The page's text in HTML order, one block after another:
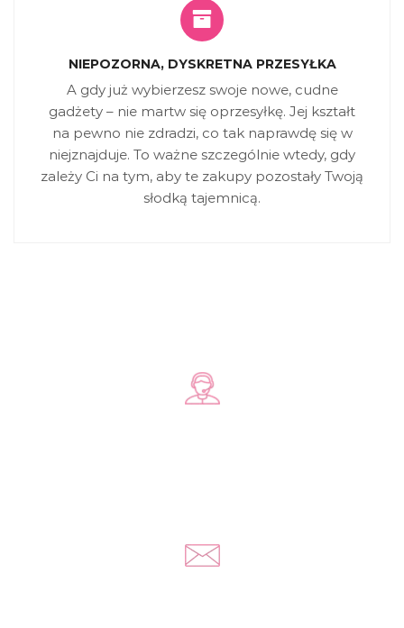
NIEPOZORNA, DYSKRETNA PRZESYŁKA
A gdy już wybierzesz swoje nowe, cudne
gadżety – nie martw się oprzesyłkę. Jej kształt
na pewno nie zdradzi, co tak naprawdę się w
niejznajduje. To ważne szczególnie wtedy, gdy
zależy Ci na tym, aby te zakupy pozostały Twoją
słodką tajemnicą.